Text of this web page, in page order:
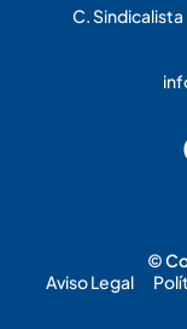
C. Sindicalista
©
Aviso Legal